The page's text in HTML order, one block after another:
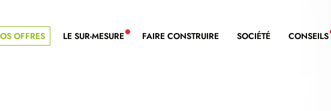
GAMME
OFFRES LE SUR-MESURE NOUVEAU SERVICE BDL EXTENSION
FAIRE CONSTRUIRE SOCIÉTÉ CONSEILS